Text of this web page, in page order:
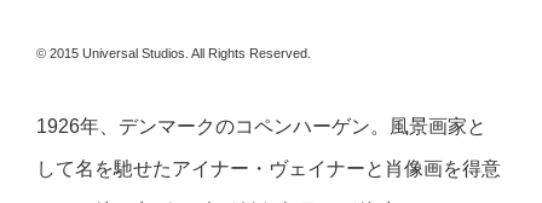
© 2015 Universal Studios. All Rights Reserved.
1926年、デンマークのコペンハーゲン。風景画家と
して名を馳せたアイナー・ヴェイナーと肖像画を得意